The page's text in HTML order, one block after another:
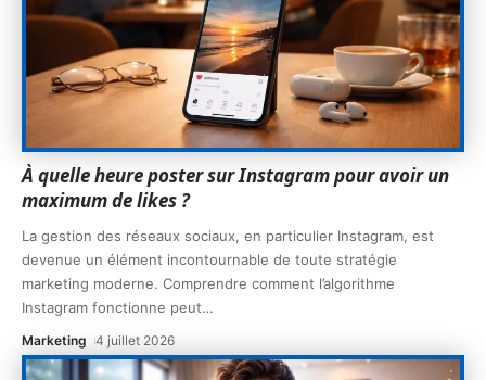
À quelle heure poster sur Instagram pour avoir un
maximum de likes ?
La gestion des réseaux sociaux, en particulier Instagram, est
devenue un élément incontournable de toute stratégie
marketing moderne. Comprendre comment l’algorithme
Instagram fonctionne peut…
Marketing 4 juillet 2026